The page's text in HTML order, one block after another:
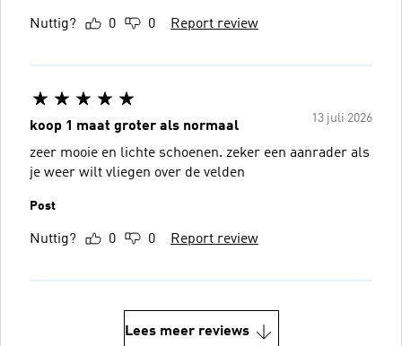
Nuttig? 0 0 Report review
13 juli 2026
koop 1 maat groter als normaal
zeer mooie en lichte schoenen. zeker een aanrader als
je weer wilt vliegen over de velden
Post
Nuttig? 0 0 Report review
Lees meer reviews